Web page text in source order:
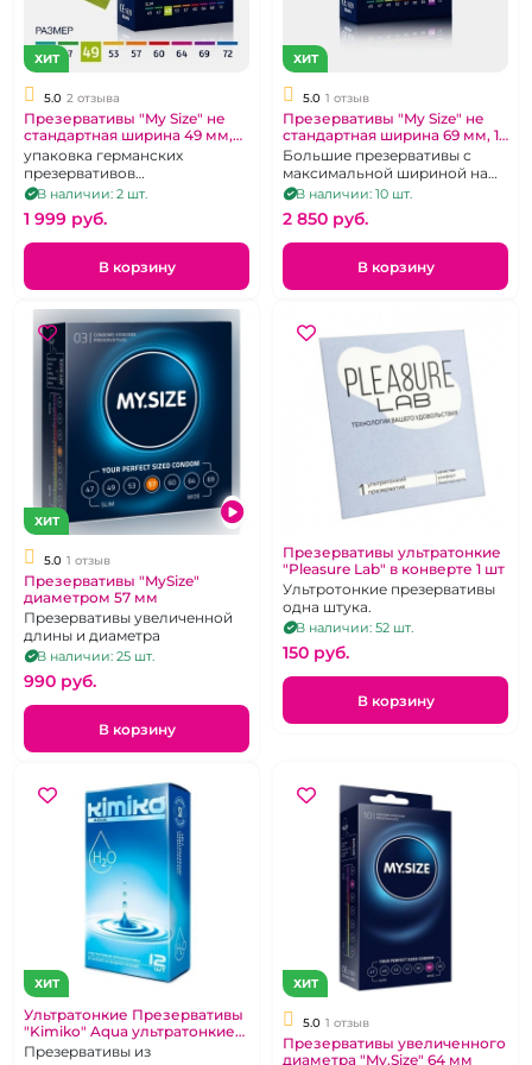
ХИТ
5.0 2 отзыва
Презервативы "My Size" не
стандартная ширина 49 мм,
10 шт
упаковка германских
презервативов
нестандартного диаметра 49
мм
В наличии: 2 шт.
1 999 pуб.
В корзину
ХИТ
5.0 1 отзыв
Презервативы "My Size" не
стандартная ширина 69 мм, 10
шт
Большие презервативы с
максимальной шириной на
крупный член, упаковка 10 шт
В наличии: 10 шт.
2 850 pуб.
В корзину
ХИТ
5.0 1 отзыв
Презервативы "MySize"
диаметром 57 мм
Презервативы увеличенной
длины и диаметра
В наличии: 25 шт.
990 pуб.
В корзину
Презервативы ультратонкие
"Pleasure Lab" в конверте 1 шт
Ультротонкие презервативы
одна штука.
В наличии: 52 шт.
150 pуб.
В корзину
ХИТ
Ультратонкие Презервативы
"Kimiko" Aqua ультратонкие
12 шт
Презервативы из
ХИТ
5.0 1 отзыв
Презервативы увеличенного
диаметра "My.Size" 64 мм